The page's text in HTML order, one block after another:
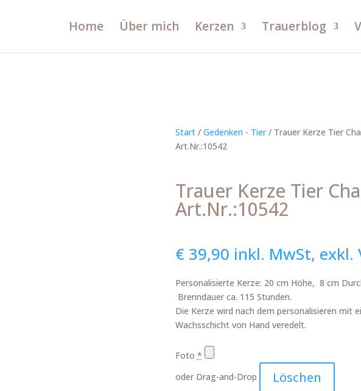
Home Über mich Kerzen Trauerblog
Start/ Gedenken - Tier/ Trauer Kerze Tier
Art.Nr.:10542
Trauer Kerze Tier
Art.Nr.:10542
€39,90 inkl. MwSt, exkl.
Personalisierte Kerze: 20 cm Höhe, 8 cm
Brenndauer ca. 115 Stunden.
Die Kerze wird nach dem personalisieren mit
Wachsschicht von Hand veredelt.
Foto *
oder Drag-and-Drop
Löschen